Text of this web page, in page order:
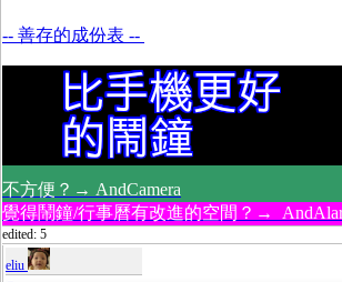
-- 善存的成份表 --
不方便？→ AndCamera
覺得鬧鐘/行事曆有改進的空間？→
edited: 5
eliu